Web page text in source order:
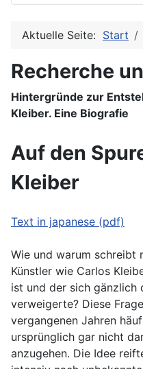
Aktuelle Seite: Start
Recherche
Hintergründe zur
Kleiber. Eine Biografie
Auf den
Kleiber
Text in japanese (pdf)
Wie und warum schreibt
Künstler wie Carlos
ist und der sich gänzlich
verweigerte? Diese
vergangenen Jahren
ursprünglich gar nicht
anzugehen. Die Idee